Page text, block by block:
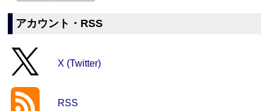
アカウント・RSS
X (Twitter)
RSS